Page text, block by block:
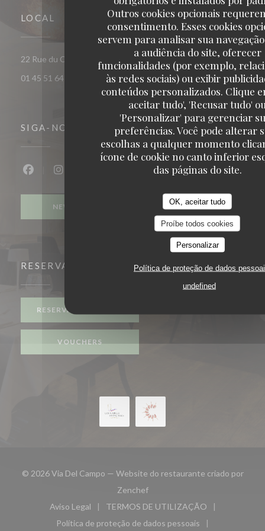
Outros cookies opcionais
consentimento. Esses cookies
servem para analisar sua
a audiência do site, oferecer
funcionalidades (por exemplo,
às redes sociais) ou exibir
conteúdos personalizados. Clique
aceitar tudo', 'Recusar tudo'
'Personalizar' para gerenciar
preferências. Você pode alterar
escolhas a qualquer momento
ícone de cookie no canto inferior
das páginas do site.
OK, aceitar tudo
Proíbe todos cookies
Personalizar
Política de proteção de dados
undefined
LOCAL
22 Rue du Champ de Mars 75007 Paris((abre numa nova janela))
01 45 51 64 59
SIGA-NOS
Facebook ((abre numa nova janela))
Instagram ((abre numa nova janela))
NEWSLETTER
RESERVA
RESERVAR UMA MESA
VOUCHERS
© 2026 Via Del Campo — Website do restaurante criado por
Zenchef((abre numa nova janela))
Aviso Legal
((abre numa nova janela))
TERMOS DE UTILIZAÇÃO
((abre numa nova janela))
Política de proteção de dados pessoais